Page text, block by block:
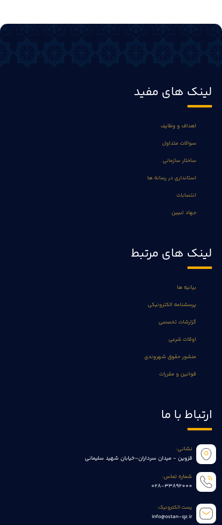
لینک های مفید
اهداف و وظایف
سوالات متداول
ساختار سازمانی
استانداری در رسانه ها
انتصابات
جهاد تبیین
لینک های مرتبط
بیانیه ها
پرسشنامه الکترونیکی
گزارشات تخصصی
اوقات شرعی
منشور حقوق شهروندی
قوانین و مقررات
ارتباط با ما
نشانی:
قزوین - میدان سرداران-خیابان شهید سلیمانی
شماره تماس:
028-33892000
پست الکترونیک:
info@ostan-qz.ir